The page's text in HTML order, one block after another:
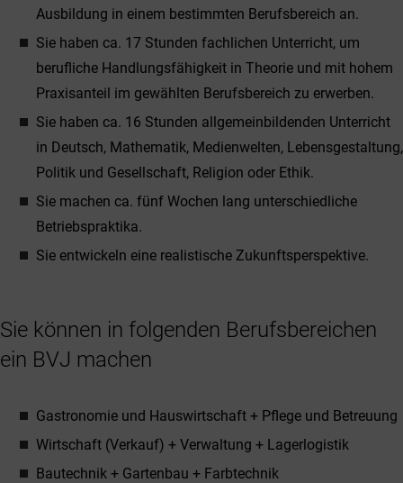
Ausbildung in einem bestimmten Berufsbereich an.
Sie haben ca. 17 Stunden fachlichen Unterricht, um
berufliche Handlungsfähigkeit in Theorie und mit hohem
Praxisanteil im gewählten Berufsbereich zu erwerben.
Sie haben ca. 16 Stunden allgemeinbildenden Unterricht
in Deutsch, Mathematik, Medienwelten, Lebensgestaltung,
Politik und Gesellschaft, Religion oder Ethik.
Sie machen ca. fünf Wochen lang unterschiedliche
Betriebspraktika.
Sie entwickeln eine realistische Zukunftsperspektive.
Sie können in folgenden Berufsbereichen
ein BVJ machen
Gastronomie und Hauswirtschaft + Pflege und Betreuung
Wirtschaft (Verkauf) + Verwaltung + Lagerlogistik
Bautechnik + Gartenbau + Farbtechnik